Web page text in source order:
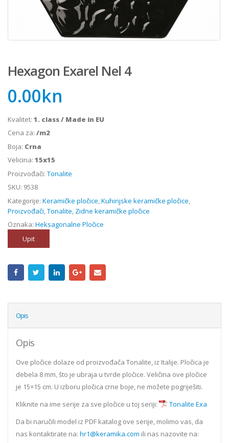
Hexagon Exarel Nel 4
0.00kn
Kvalitet: 1. class / Made in EU
Cena za: /m2
Boja: Crna
Velicina: 15x15
Proizvođači: Tonalite
SKU: 9538
Kategorije: Keramičke pločice,Kuhinjske keramičke pločice,
Proizvođači,Tonalite, Zidne keramičke pločice
Oznaka: Heksagonalne Pločice
Upit
Opis
Opis
Ove pločice dolaze od proizvođača Tonalite, iz Italije. Pločica je
debela 8 mm, što je ubraja u tvrde pločice. Veličina ove pločice
je 15×15 cm. U izboru pločica crne boje, ne možete pogriješiti.
Kliknite na ime serije za sve pločice u toj seriji:
Tonalite Exa
Da bi naručili model iz PDF katalog ove serije, molimo vas, da
nas kontaktirate na: hr1@keramika.com ili nas nazovite na: